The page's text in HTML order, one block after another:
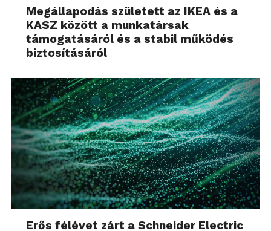
Megállapodás született az IKEA és a
KASZ között a munkatársak
támogatásáról és a stabil működés
biztosításáról
Erős félévet zárt a Schneider Electric